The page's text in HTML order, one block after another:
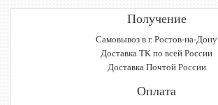
Получение
Самовывоз в г. Ростов-на-Дону
Доставка ТК по всей России
Доставка Почтой России
Оплата